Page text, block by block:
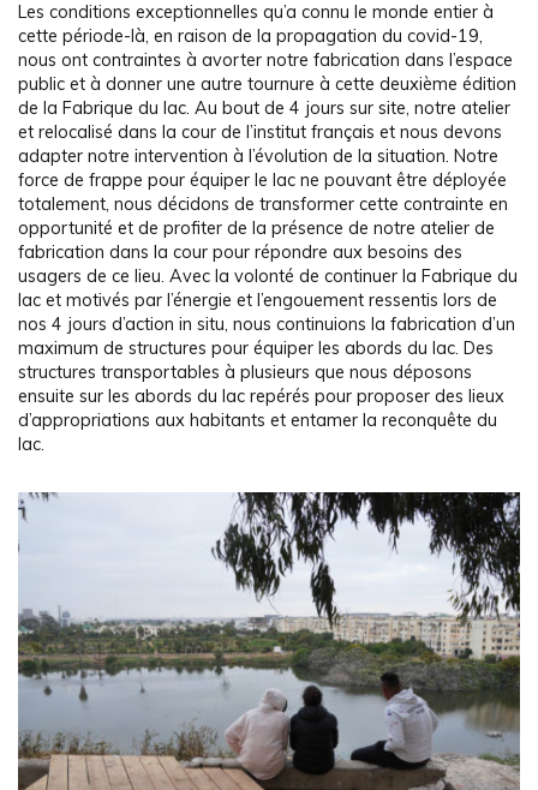
Les conditions exceptionnelles qu’a connu le monde entier à
cette période-là, en raison de la propagation du covid-19,
nous ont contraintes à avorter notre fabrication dans l’espace
public et à donner une autre tournure à cette deuxième édition
de la Fabrique du lac. Au bout de 4 jours sur site, notre atelier
et relocalisé dans la cour de l’institut français et nous devons
adapter notre intervention à l’évolution de la situation. Notre
force de frappe pour équiper le lac ne pouvant être déployée
totalement, nous décidons de transformer cette contrainte en
opportunité et de profiter de la présence de notre atelier de
fabrication dans la cour pour répondre aux besoins des
usagers de ce lieu. Avec la volonté de continuer la Fabrique du
lac et motivés par l’énergie et l’engouement ressentis lors de
nos 4 jours d’action in situ, nous continuions la fabrication d’un
maximum de structures pour équiper les abords du lac. Des
structures transportables à plusieurs que nous déposons
ensuite sur les abords du lac repérés pour proposer des lieux
d’appropriations aux habitants et entamer la reconquête du
lac.